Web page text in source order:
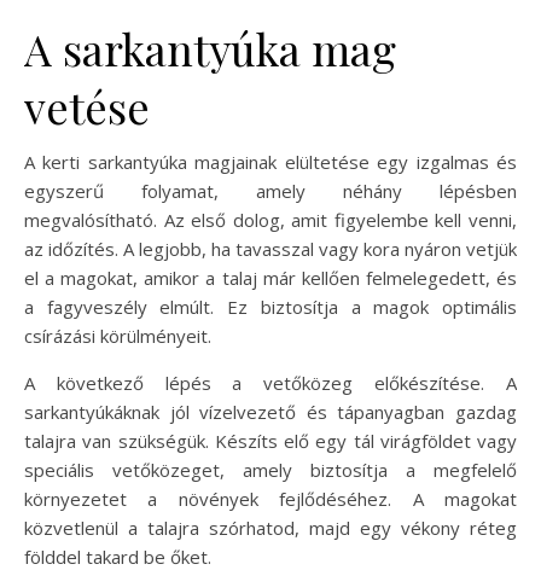
A sarkantyúka mag
vetése
A kerti sarkantyúka magjainak elültetése egy izgalmas és
egyszerű folyamat, amely néhány lépésben
megvalósítható. Az első dolog, amit figyelembe kell venni,
az időzítés. A legjobb, ha tavasszal vagy kora nyáron vetjük
el a magokat, amikor a talaj már kellően felmelegedett, és
a fagyveszély elmúlt. Ez biztosítja a magok optimális
csírázási körülményeit.
A következő lépés a vetőközeg előkészítése. A
sarkantyúkáknak jól vízelvezető és tápanyagban gazdag
talajra van szükségük. Készíts elő egy tál virágföldet vagy
speciális vetőközeget, amely biztosítja a megfelelő
környezetet a növények fejlődéséhez. A magokat
közvetlenül a talajra szórhatod, majd egy vékony réteg
földdel takard be őket.